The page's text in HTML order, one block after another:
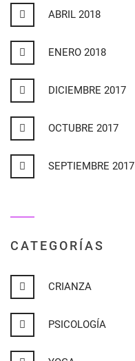
ABRIL 2018
ENERO 2018
DICIEMBRE 2017
OCTUBRE 2017
SEPTIEMBRE 2017
CATEGORÍAS
CRIANZA
PSICOLOGÍA